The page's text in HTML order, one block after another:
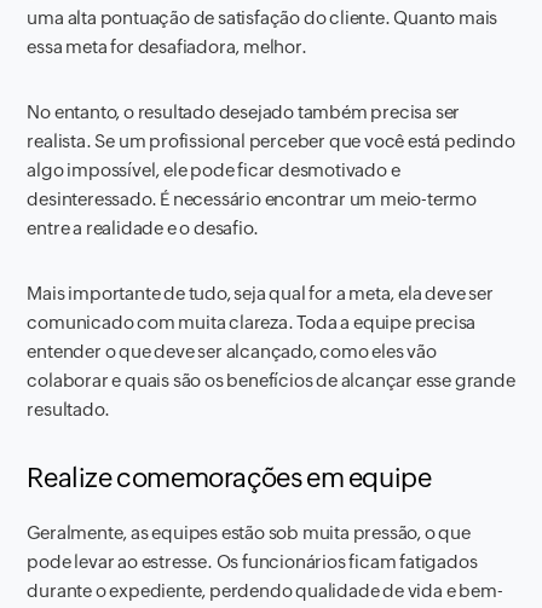
uma alta pontuação de satisfação do cliente. Quanto mais
essa meta for desafiadora, melhor.
No entanto, o resultado desejado também precisa ser
realista. Se um profissional perceber que você está pedindo
algo impossível, ele pode ficar desmotivado e
desinteressado. É necessário encontrar um meio-termo
entre a realidade e o desafio.
Mais importante de tudo, seja qual for a meta, ela deve ser
comunicado com muita clareza. Toda a equipe precisa
entender o que deve ser alcançado, como eles vão
colaborar e quais são os benefícios de alcançar esse grande
resultado.
Realize comemorações em equipe
Geralmente, as equipes estão sob muita pressão, o que
pode levar ao estresse. Os funcionários ficam fatigados
durante o expediente, perdendo qualidade de vida e bem-